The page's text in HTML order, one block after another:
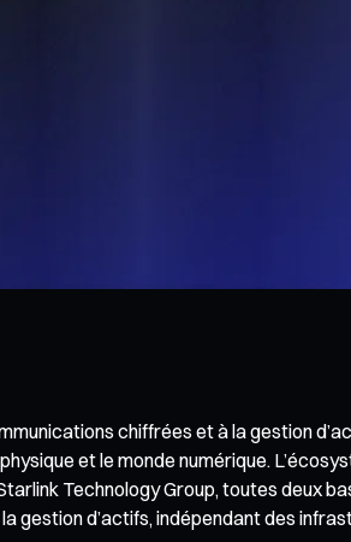
chiffrées et à la gestion
et le monde numérique.
Technology Group, toutes deux
gestion d’actifs, indépendant des